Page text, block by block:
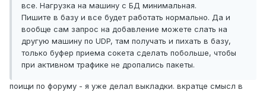
все. Нагрузка на машину с БД минимальная.
Пишите в базу и все будет работать нормально. Да и
вообще сам запрос на добавление можете слать на
другую машину по UDP, там получать и пихать в базу,
только буфер приема сокета сделать побольше, чтобы
при активном трафике не дропались пакеты.
поищи по форуму - я уже делал выкладки. вкратце смысл в